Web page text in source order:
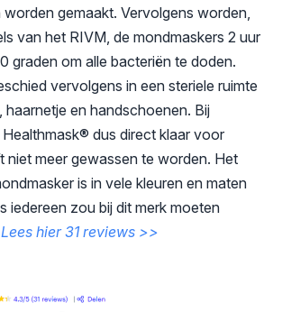
gemaakt. Vervolgens worden,
van het RIVM, de mondmaskers 2 uur
graden om alle bacteriën te doden.
vervolgens in een steriele ruimte
haarnetje en handschoenen. Bij
dus direct klaar voor
niet meer gewassen te worden. Het
is in vele kleuren en maten
iedereen zou bij dit merk moeten
Lees hier 31 reviews >>